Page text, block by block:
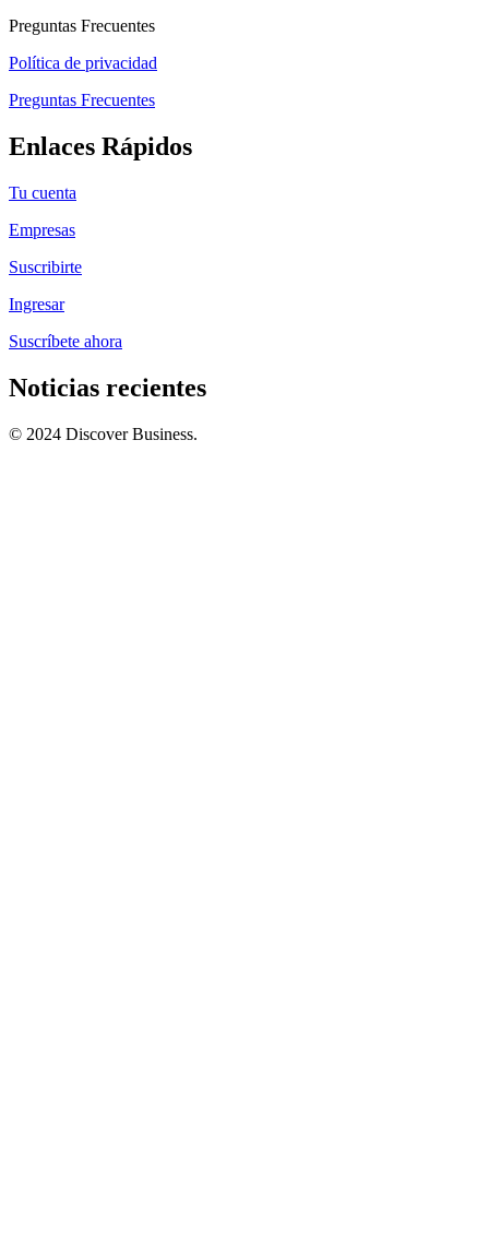
Preguntas Frecuentes
Política de privacidad
Preguntas Frecuentes
Enlaces Rápidos
Tu cuenta
Empresas
Suscribirte
Ingresar
Suscríbete ahora
Noticias recientes
© 2024 Discover Business.